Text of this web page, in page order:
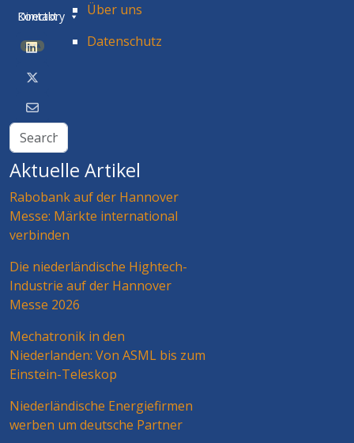
Directory
BETA
Kontakt
Über uns
Datenschutz
Aktuelle Artikel
Rabobank auf der Hannover
Messe: Märkte international
verbinden
Die niederländische Hightech-
Industrie auf der Hannover
Messe 2026
Mechatronik in den
Niederlanden: Von ASML bis zum
Einstein-Teleskop
Niederländische Energiefirmen
werben um deutsche Partner